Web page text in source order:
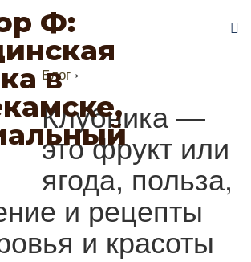
Блог ›
Клубника —
это фрукт или
ягода, польза,
и рецепты
и красоты